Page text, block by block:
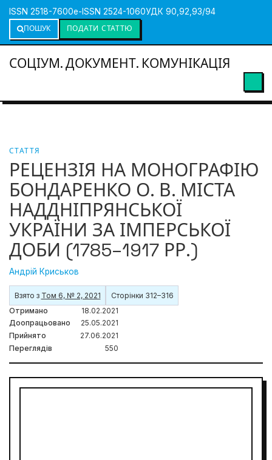
ISSN 2518-7600e-ISSN 2524-1060УДК 90,92,93/94
ПОШУК
ПОДАТИ СТАТТЮ
СОЦІУМ. ДОКУМЕНТ. КОМУНІКАЦІЯ
СТАТТЯ
РЕЦЕНЗІЯ НА МОНОГРАФІЮ
БОНДАРЕНКО О. В. МІСТА
НАДДНІПРЯНСЬКОЇ
УКРАЇНИ ЗА ІМПЕРСЬКОЇ
ДОБИ (1785–1917 РР.)
Андрій Криськов
Взято з Том 6, № 2, 2021
Сторінки 312–316
Отримано
18.02.2021
Доопрацьовано
25.05.2021
Прийнято
27.06.2021
Переглядів
550